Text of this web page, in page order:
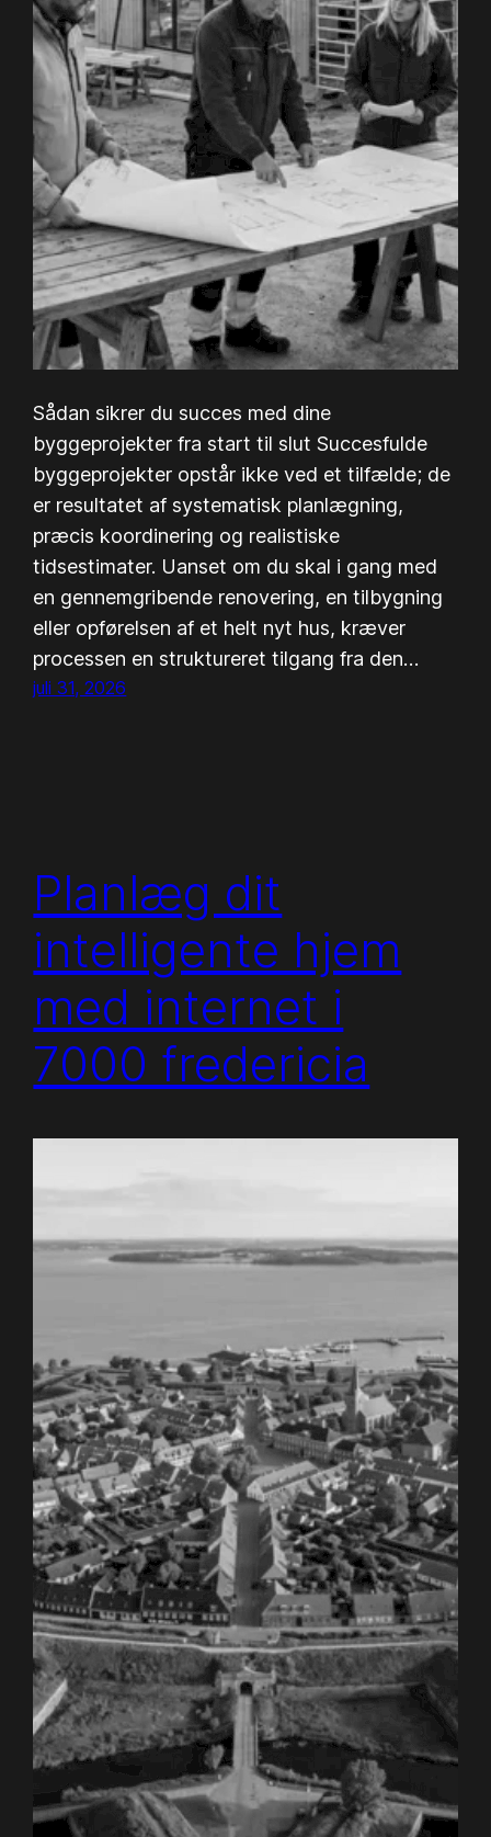
Sådan sikrer du succes med dine
byggeprojekter fra start til slut Succesfulde
byggeprojekter opstår ikke ved et tilfælde; de
er resultatet af systematisk planlægning,
præcis koordinering og realistiske
tidsestimater. Uanset om du skal i gang med
en gennemgribende renovering, en tilbygning
eller opførelsen af et helt nyt hus, kræver
processen en struktureret tilgang fra den…
juli 31, 2026
Planlæg dit
intelligente hjem
med internet i
7000 fredericia